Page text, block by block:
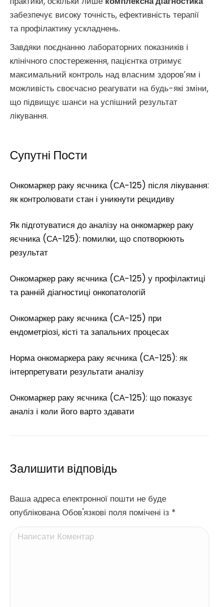
забезпечує високу точність, ефективність терапії
та профілактику ускладнень.
Завдяки поєднанню лабораторних показників і
клінічного спостереження, пацієнтка отримує
максимальний контроль над власним здоров’ям і
можливість своєчасно реагувати на будь-які зміни,
що підвищує шанси на успішний результат
лікування.
Супутні Поcти
Онкомаркер раку яєчника (СА-125) після лікування:
як контролювати стан і уникнути рецидиву
Як підготуватися до аналізу на онкомаркер раку
яєчника (СА-125): помилки, що спотворюють
результат
Онкомаркер раку яєчника (СА-125) у профілактиці
та ранній діагностиці онкопатологій
Онкомаркер раку яєчника (СА-125) при
ендометріозі, кісті та запальних процесах
Норма онкомаркера раку яєчника (СА-125): як
інтерпретувати результати аналізу
Онкомаркер раку яєчника (СА-125): що показує
аналіз і коли його варто здавати
Залишити відповідь
Ваша адреса електронної пошти не буде
опублікована Обов'язкові поля помічені із *
Написати Коментар